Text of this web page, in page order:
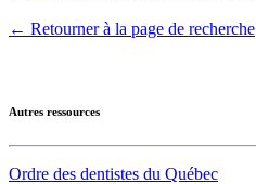
← Retourner à la page de recherche
Autres ressources
Ordre des dentistes du Québec